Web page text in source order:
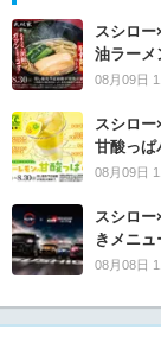
スシロ
油ラーメ
08月09日
スシロ
甘酸っぱ
08月09日
スシロ
きメニュ
08月08日